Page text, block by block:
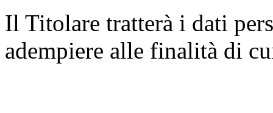
Il Titolare tratterà i dati
adempiere alle finalità di